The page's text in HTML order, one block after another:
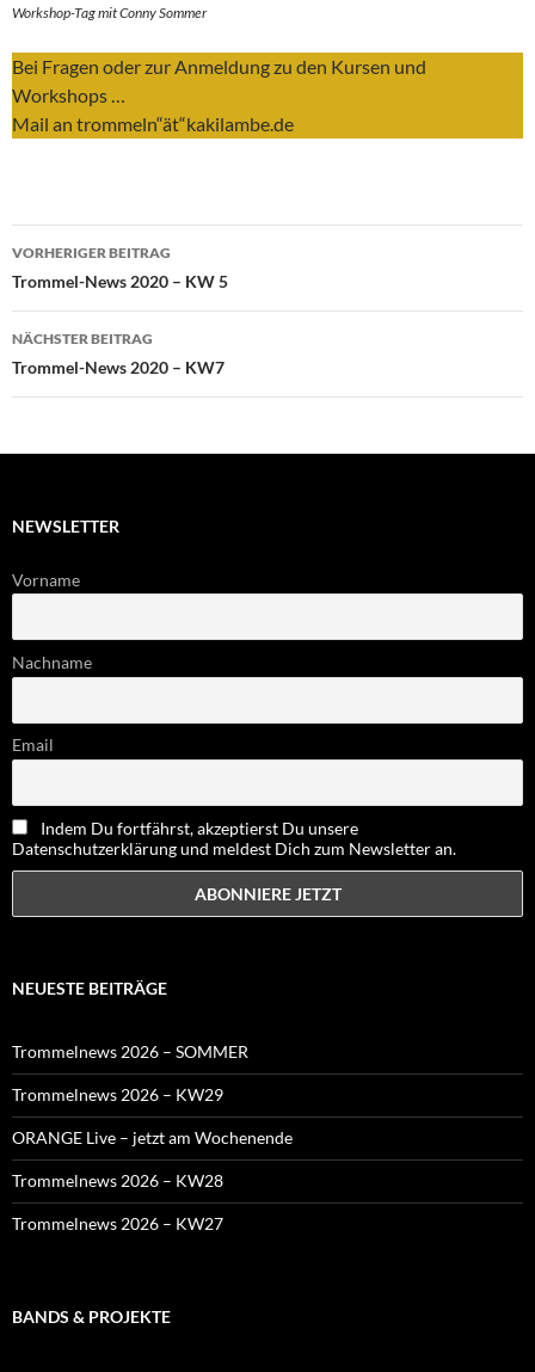
Workshop-Tag mit Conny Sommer
Bei Fragen oder zur Anmeldung zu den Kursen und
Workshops …
Mail an trommeln“ät“kakilambe.de
Beitragsnavigation
VORHERIGER BEITRAG
Trommel-News 2020 – KW 5
NÄCHSTER BEITRAG
Trommel-News 2020 – KW7
NEWSLETTER
Vorname
Nachname
Email
Indem Du fortfährst, akzeptierst Du unsere
Datenschutzerklärung und meldest Dich zum Newsletter an.
NEUESTE BEITRÄGE
Trommelnews 2026 – SOMMER
Trommelnews 2026 – KW29
ORANGE Live – jetzt am Wochenende
Trommelnews 2026 – KW28
Trommelnews 2026 – KW27
BANDS & PROJEKTE